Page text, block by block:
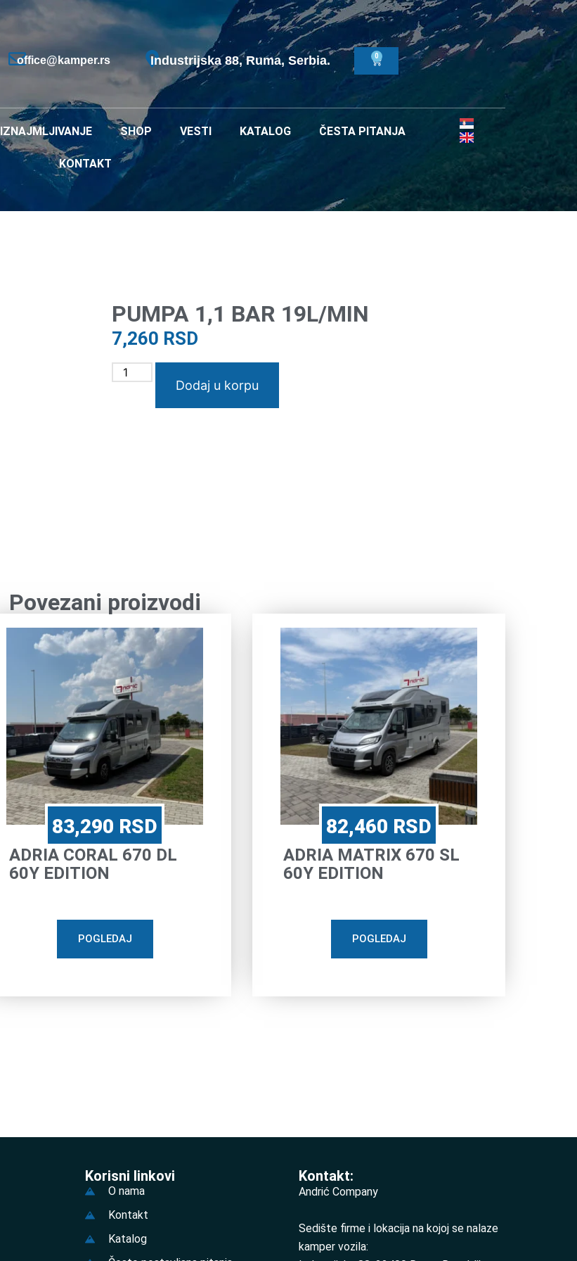
office@kamper.rs Industrijska 88, Ruma, Serbia. 0
IZNAJMLJIVANJE SHOP VESTI KATALOG ČESTA PITANJA
KONTAKT
PUMPA 1,1 BAR 19L/MIN
7,260 RSD
Dodaj u korpu
Povezani proizvodi
83,290 RSD
ADRIA CORAL 670 DL
60Y EDITION
POGLEDAJ
82,460 RSD
ADRIA MATRIX 670 SL
60Y EDITION
POGLEDAJ
Korisni linkovi
O nama
Kontakt
Katalog
Kontakt:
Andrić Company
Sedište firme i lokacija na kojoj se nalaze
kamper vozila: